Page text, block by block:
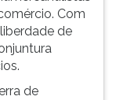
Com
de
de